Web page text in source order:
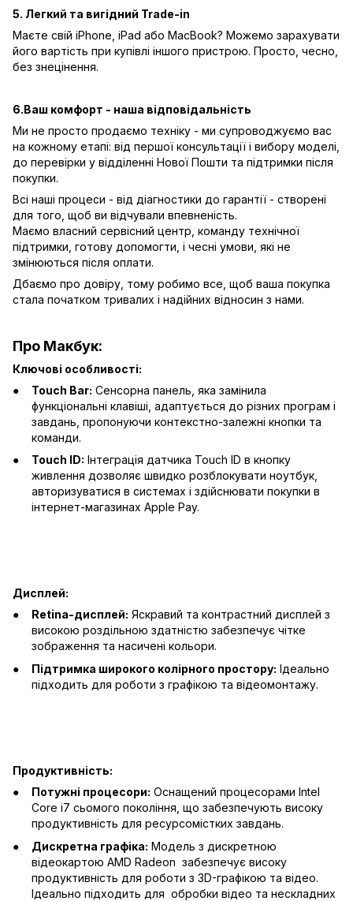
5. Легкий та вигідний Trade-in
Маєте свій iPhone, iPad або MacBook? Можемо зарахувати
його вартість при купівлі іншого пристрою. Просто, чесно,
без знецінення.
6.Ваш комфорт - наша відповідальність
Ми не просто продаємо техніку - ми супроводжуємо вас
на кожному етапі: від першої консультації і вибору моделі,
до перевірки у відділенні Нової Пошти та підтримки після
покупки.
Всі наші процеси - від діагностики до гарантії - створені
для того, щоб ви відчували впевненість.
Маємо власний сервісний центр, команду технічної
підтримки, готову допомогти, і чесні умови, які не
змінюються після оплати.
Дбаємо про довіру, тому робимо все, щоб ваша покупка
стала початком тривалих і надійних відносин з нами.
Про Макбук:
Ключові особливості:
Touch Bar: Сенсорна панель, яка замінила
функціональні клавіші, адаптується до різних програм і
завдань, пропонуючи контекстно-залежні кнопки та
команди.
Touch ID: Інтеграція датчика Touch ID в кнопку
живлення дозволяє швидко розблокувати ноутбук,
авторизуватися в системах і здійснювати покупки в
інтернет-магазинах Apple Pay.
Дисплей:
Retina-дисплей: Яскравий та контрастний дисплей з
високою роздільною здатністю забезпечує чітке
зображення та насичені кольори.
Підтримка широкого колірного простору: Ідеально
підходить для роботи з графікою та відеомонтажу.
Продуктивність:
Потужні процесори: Оснащений процесорами Intel
Core i7 сьомого покоління, що забезпечують високу
продуктивність для ресурсомістких завдань.
Дискретна графіка: Модель з дискретною
відеокартою AMD Radeon забезпечує високу
продуктивність для роботи з 3D-графікою та відео.
Ідеально підходить для обробки відео та нескладних